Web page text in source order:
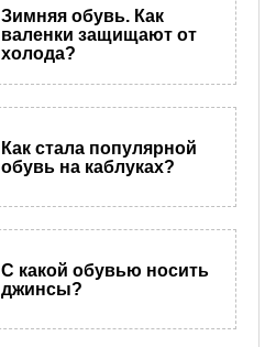
Зимняя обувь. Как
валенки защищают от
холода?
Как стала популярной
обувь на каблуках?
С какой обувью носить
джинсы?